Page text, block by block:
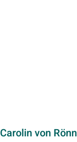
Carolin von Rönn